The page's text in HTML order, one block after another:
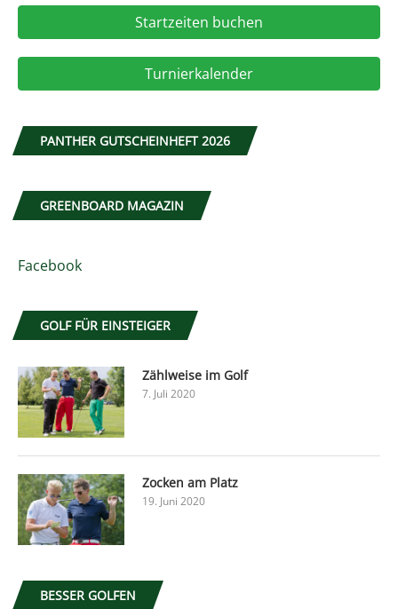
Startzeiten buchen
Turnierkalender
PANTHER GUTSCHEINHEFT 2026
GREENBOARD MAGAZIN
Facebook
GOLF FÜR EINSTEIGER
Zählweise im Golf
7. Juli 2020
Zocken am Platz
19. Juni 2020
BESSER GOLFEN